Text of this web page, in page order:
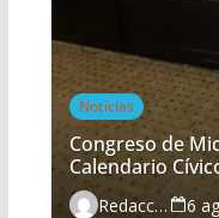
Noticias
Congreso de
Calendario
Batalla del
Redacción 6